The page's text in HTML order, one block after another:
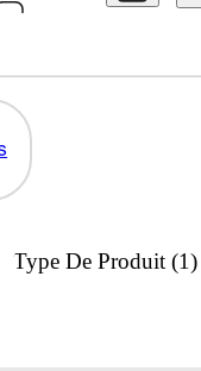
Type De Produit (1)